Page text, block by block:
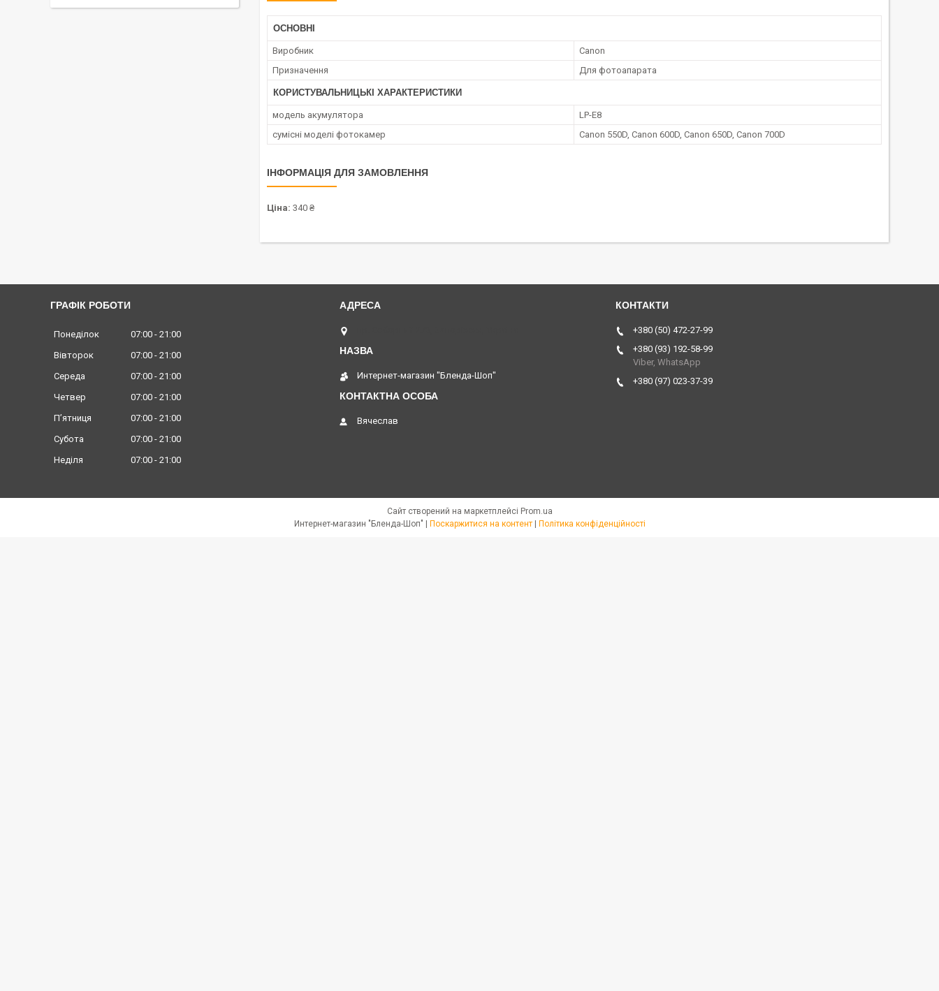
ОСНОВНІ
Виробник
Canon
Призначення
Для фотоапарата
КОРИСТУВАЛЬНИЦЬКІ ХАРАКТЕРИСТИКИ
модель акумулятора
LP-E8
сумісні моделі фотокамер
Canon 550D, Canon 600D, Canon 650D, Canon 700D
ІНФОРМАЦІЯ ДЛЯ ЗАМОВЛЕННЯ
Ціна: 340 ₴
ГРАФІК РОБОТИ
Понеділок 07:00
21:00
Вівторок
07:00
21:00
Середа
07:00
21:00
Четвер
07:00
21:00
Пʼятниця
07:00
21:00
Субота
07:00
21:00
Неділя
07:00 21:00
Интернет-магазин "Бленда-Шоп"
Вячеслав
+380 (50) 472-27-99
+380 (93) 192-58-99
Viber, WhatsApp
+380 (97) 023-37-39
Сайт створений на маркетплейсі Prom.ua
Поскаржитися на контент Політика конфіденційності